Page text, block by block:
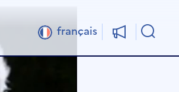
français Sök